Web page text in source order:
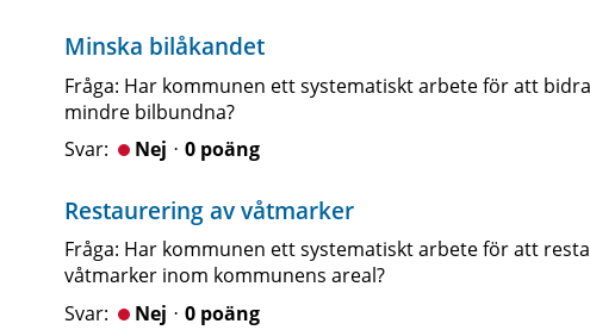
Minska bilåkandet
Fråga: Har kommunen ett systematiskt arbete för att
mindre bilbundna?
Nejᆞ0 poäng
Restaurering av våtmarker
Fråga: Har kommunen ett systematiskt arbete för att
våtmarker inom kommunens areal?
Nejᆞ0 poäng